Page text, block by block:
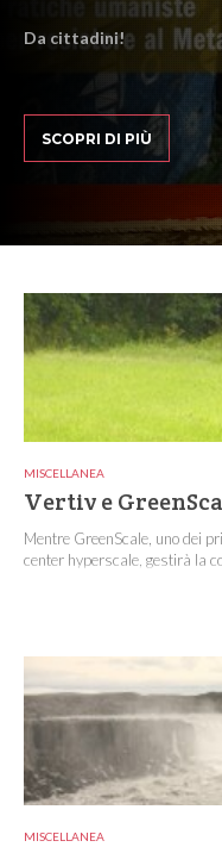
Da cittadini!
SCOPRI DI PIÙ
MISCELLANEA
Vertiv e
Mentre GreenScale, uno dei
center hyperscale, gestirà la
MISCELLANEA